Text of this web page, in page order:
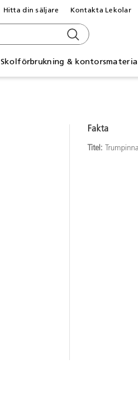
Skolförbrukning &
Hitta din säljare Kontakta Lekolar
Fakta
Titel: